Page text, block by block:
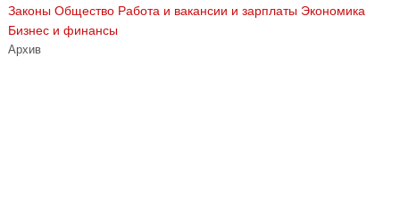
Законы Общество Работа и вакансии и зарплаты Экономика
Бизнес и финансы
Архив